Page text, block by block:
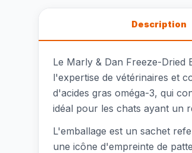
Description
Le Marly & Dan Freeze-Dried
l'expertise de vétérinaires et
d'acides gras oméga-3, qui
idéal pour les chats ayant un
L'emballage est un sachet
une icône d'empreinte de